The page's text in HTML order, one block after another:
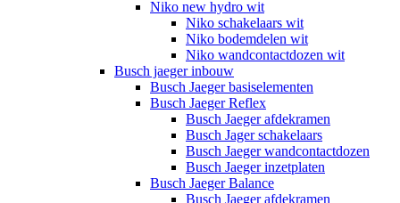
Niko new hydro wit
Niko schakelaars wit
Niko bodemdelen wit
Niko wandcontactdozen wit
Busch jaeger inbouw
Busch Jaeger basiselementen
Busch Jaeger Reflex
Busch Jaeger afdekramen
Busch Jager schakelaars
Busch Jaeger wandcontactdozen
Busch Jaeger inzetplaten
Busch Jaeger Balance
Busch Jaeger afdekramen